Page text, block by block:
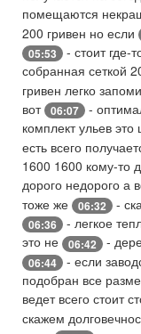
помещаются
200 гривен но если
05:53 - стоит где-
собранная сеткой
гривен легко
вот 06:07 -
комплект ульев это
есть всего
1600 1600 кому-то
дорого недорого а
тоже же
06:32 -
06:36 - легкое
это не
06:42 -
06:44 - если
подобран все
ведет всего стоит
скажем